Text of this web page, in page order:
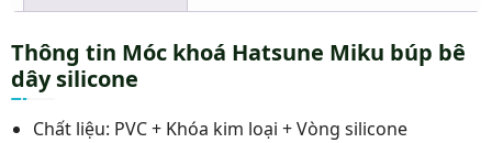
Thông tin Móc khoá Hatsune Miku búp bê
dây silicone
Chất liệu: PVC + Khóa kim loại + Vòng silicone